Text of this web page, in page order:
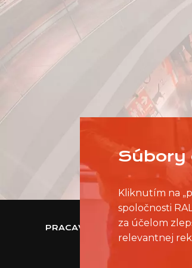
PRACAVNAKUPNOMCENTRE.SK
Súbory
Kliknutím na
spoločnosti
za účelom
relevantnej